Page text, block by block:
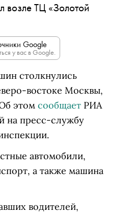
возле ТЦ «Золотой
Google
у вас в Google.
столкнулись
востоке Москвы,
этом сообщает РИА
на пресс-службу
автомобили,
а также машина
водителей,